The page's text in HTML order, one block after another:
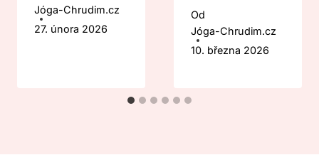
Jóga-Chrudim.cz
27. února 2026
Od
Jóga-Chrudim.cz
10. března 2026